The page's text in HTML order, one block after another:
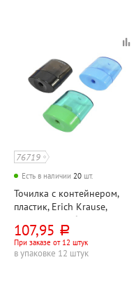
76719
Есть в наличии 20 шт.
Точилка с контейнером,
пластик, Erich Krause,
"Умный и сообразительный
(Smart&Sharp)", ассорти,
54мм*49мм, одно
отверстие
107,95 руб.
При заказе от 12 штук
в упаковке 12 штук